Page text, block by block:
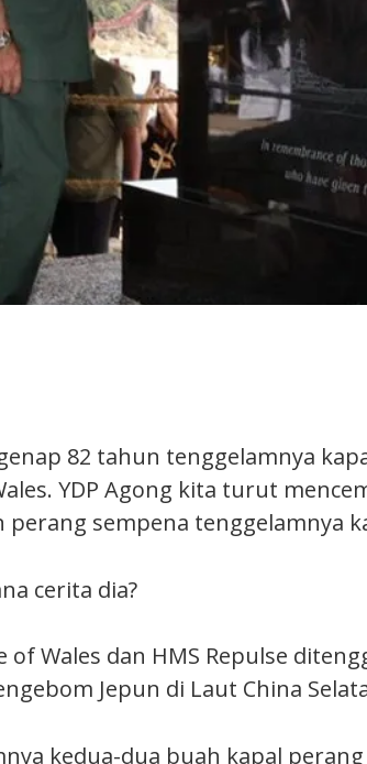
82 tahun tenggelamnya
YDP Agong kita turut
perang sempena tenggelamnya
cerita dia?
of Wales dan HMS Repulse
Jepun di Laut China
kedua-dua buah kapal